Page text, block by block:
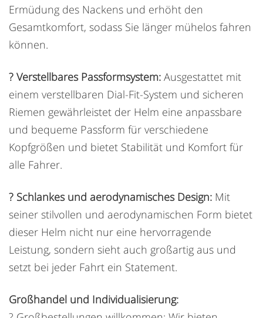
Ermüdung des Nackens und erhöht den
Gesamtkomfort, sodass Sie länger mühelos fahren
können.
? Verstellbares Passformsystem: Ausgestattet mit
einem verstellbaren Dial-Fit-System und sicheren
Riemen gewährleistet der Helm eine anpassbare
und bequeme Passform für verschiedene
Kopfgrößen und bietet Stabilität und Komfort für
alle Fahrer.
? Schlankes und aerodynamisches Design: Mit
seiner stilvollen und aerodynamischen Form bietet
dieser Helm nicht nur eine hervorragende
Leistung, sondern sieht auch großartig aus und
setzt bei jeder Fahrt ein Statement.
Großhandel und Individualisierung: